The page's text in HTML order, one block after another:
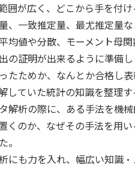
囲が広く、どこから手を付
、一致推定量、最尤推定量
均値や分散、モーメント母
の証明が出来るように準備
ためか、なんとか合格し表
ていた統計の知識を整理
解析の際に、ある手法を機
くのか、なぜその手法を用
。
にも力を入れ、幅広い知識